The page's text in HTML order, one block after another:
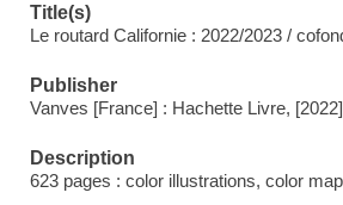
Title(s)
Le routard Californie : 2022/2023 /
Publisher
Vanves [France] : Hachette Livre, [2022]
Description
623 pages : color illustrations, color